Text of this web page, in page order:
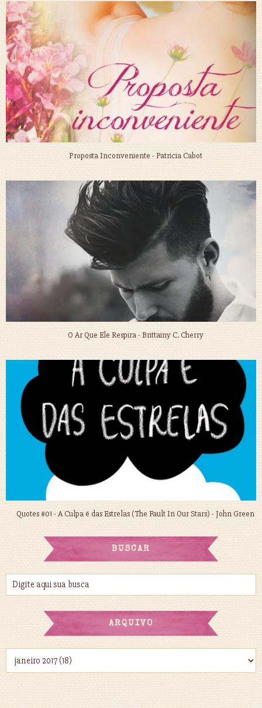
Proposta Inconveniente - Patricia Cabot
O Ar Que Ele Respira - Brittainy C. Cherry
Quotes #01 - A Culpa é das Estrelas (The Fault In Our Stars) - John Green
BUSCAR
ARQUIVO